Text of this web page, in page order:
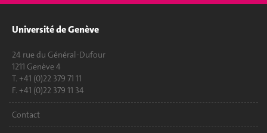
Université de Genève
24 rue du Général-Dufour
1211 Genève 4
T. +41 (0)22 379 71 11
F. +41 (0)22 379 11 34
Contact